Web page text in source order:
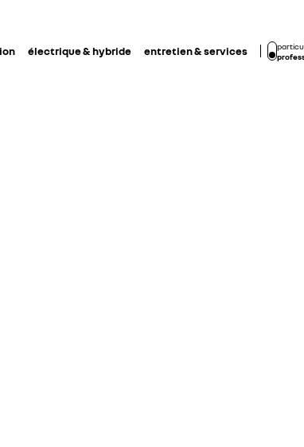
électrique & hybride entretien & services